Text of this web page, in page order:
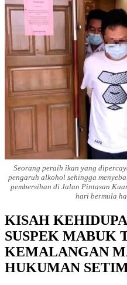
Seorang peraih ikan yang
pengaruh alkohol sehingga
pembersihan di Jalan Pintasan
hari bermula
KISAH
SUSPEK MABUK
KEMALANGAN
HUKUMAN